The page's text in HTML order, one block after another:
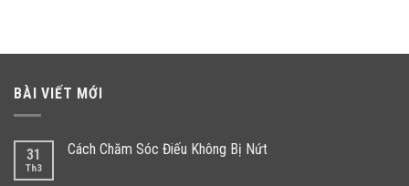
BÀI VIẾT MỚI
31
Th3
Cách Chăm Sóc Điếu Không Bị Nứt